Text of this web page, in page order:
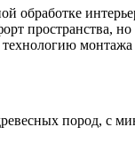
обработке
пространства,
технологию
пород, с